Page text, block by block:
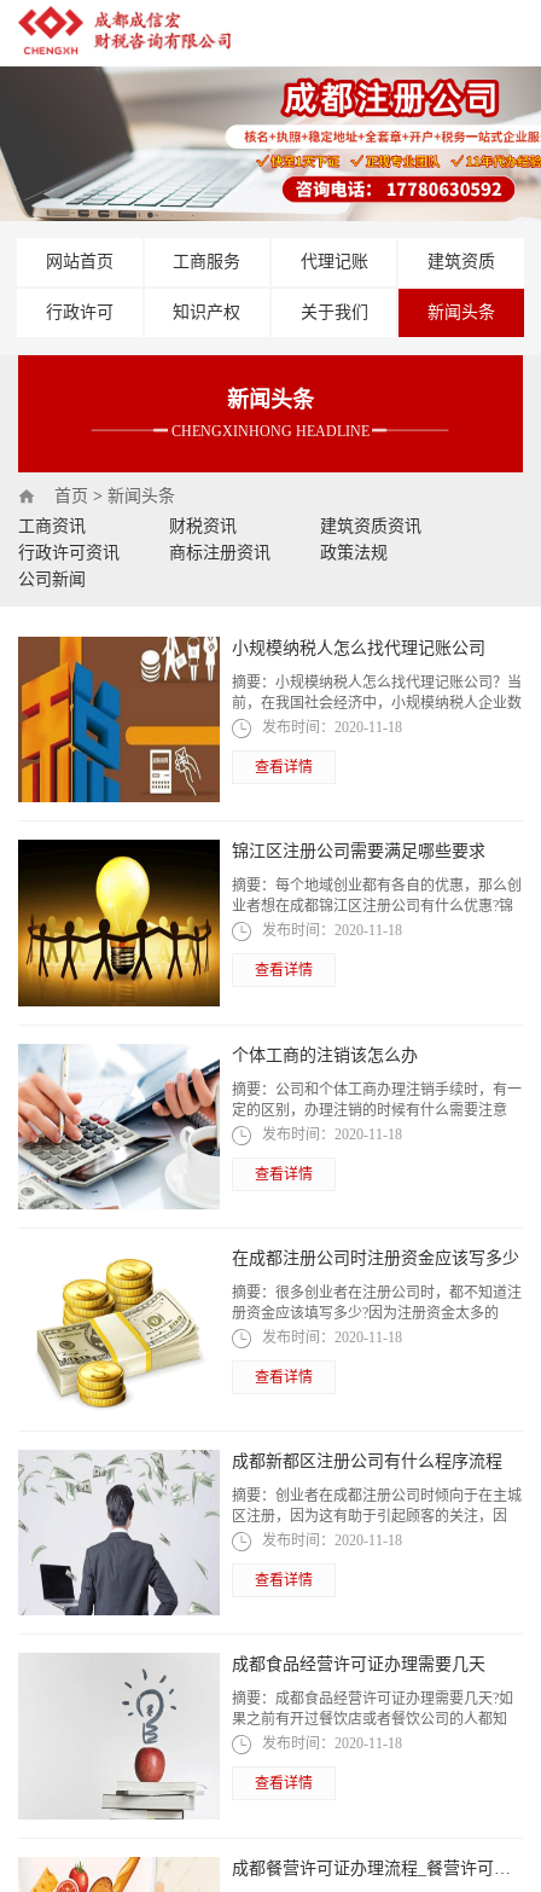
网站首页 工商服务 代理记账 建筑资质
行政许可 知识产权 关于我们 新闻头条
新闻头条
CHENGXINHONG HEADLINE
首页 > 新闻头条
工商资讯
财税资讯
建筑资质资讯
行政许可资讯
商标注册资讯
政策法规
公司新闻
小规模纳税人怎么找代理记账公司
摘要：小规模纳税人怎么找代理记账公司？当
前，在我国社会经济中，小规模纳税人企业数
量占据了很大一部分。同时，由于小规模纳税
人企业经营规模小，且业务类型单一
发布时间：2020-11-18
查看详情
锦江区注册公司需要满足哪些要求
摘要：每个地域创业都有各自的优惠，那么创
业者想在成都锦江区注册公司有什么优惠?锦
江区注册公司需要满足哪些要求?对于这个满
的。
发布时间：2020-11-18
查看详情
个体工商的注销该怎么办
摘要： 公司和个体工商办理注销手续时，有一
定的区别，办理注销的时候有什么需要注意
的?这都是需要提前了解的信息。所以，小编
在这里整理个体工商的注销该怎么办，请大...
发布时间： 2020-11-18
查看详情
在成都注册公司时注册资金应该写多少
摘要：很多创业者在注册公司时，都不知道注
册资金应该填写多少?因为注册资金太多的
话，会承担更大的法律风险，而太少又不符合
一个公司的要求，会影响公司业务的开展。
发布时间：2020-11-18
查看详情
成都新都区注册公司有什么程序流程
摘要：创业者在成都注册公司时倾向于在主城
区注册，因为这有助于引起顾客的关注，因
此，就要很清楚在成都的主城区注册公司的步
发布时间：2020-11-18
查看详情
成都食品经营许可证办理需要几天
摘要： 成都食品经营许可证办理需要几天?如
果之前有开过餐饮店或者餐饮公司的人都知
道，最早的时候是餐饮卫生许可证，然后叫餐
发布时间：2020-11-18
查看详情